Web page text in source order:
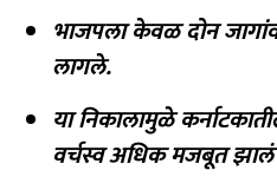
भाजपला केवळ दोन
लागले.
या निकालामुळे
वर्चस्व अधिक मजबूत